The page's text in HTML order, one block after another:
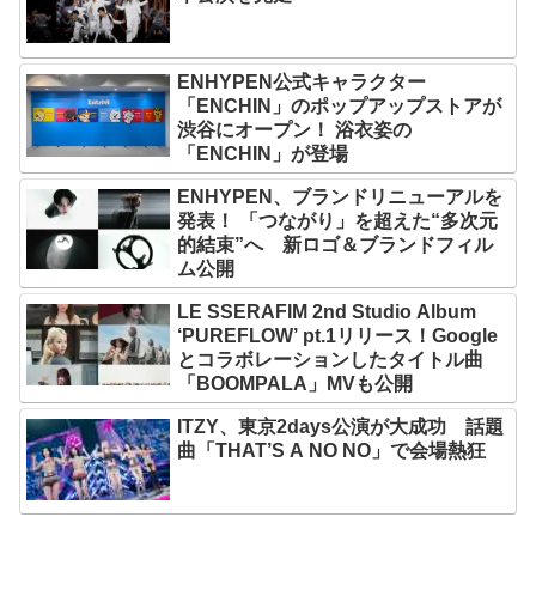
ENHYPEN公式キャラクター
「ENCHIN」のポップアップストアが
渋谷にオープン！ 浴衣姿の
「ENCHIN」が登場
ENHYPEN、ブランドリニューアルを
発表！ 「つながり」を超えた“多次元
的結束”へ 新ロゴ＆ブランドフィル
ム公開
LE SSERAFIM 2nd Studio Album
‘PUREFLOW’ pt.1リリース！Google
とコラボレーションしたタイトル曲
「BOOMPALA」MVも公開
ITZY、東京2days公演が大成功 話題
曲「THAT’S A NO NO」で会場熱狂